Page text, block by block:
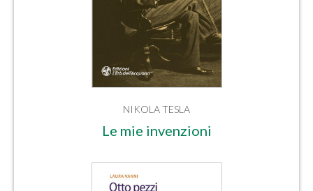
NIKOLA TESLA
Le mie invenzioni